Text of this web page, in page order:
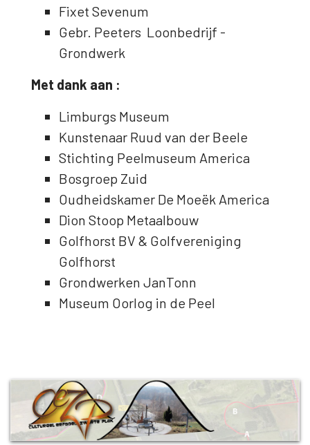
Fixet Sevenum
Gebr. Peeters Loonbedrijf -
Grondwerk
Met dank aan :
Limburgs Museum
Kunstenaar Ruud van der Beele
Stichting Peelmuseum America
Bosgroep Zuid
Oudheidskamer De Moeëk America
Dion Stoop Metaalbouw
Golfhorst BV & Golfvereniging
Golfhorst
Grondwerken JanTonn
Museum Oorlog in de Peel